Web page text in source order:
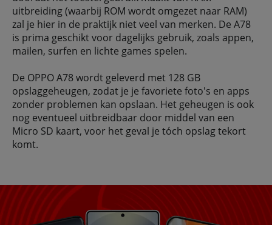
uitbreiding (waarbij ROM wordt omgezet naar RAM)
zal je hier in de praktijk niet veel van merken. De A78
is prima geschikt voor dagelijks gebruik, zoals appen,
mailen, surfen en lichte games spelen.
De OPPO A78 wordt geleverd met 128 GB
opslaggeheugen, zodat je je favoriete foto's en apps
zonder problemen kan opslaan. Het geheugen is ook
nog eventueel uitbreidbaar door middel van een
Micro SD kaart, voor het geval je tóch opslag tekort
komt.